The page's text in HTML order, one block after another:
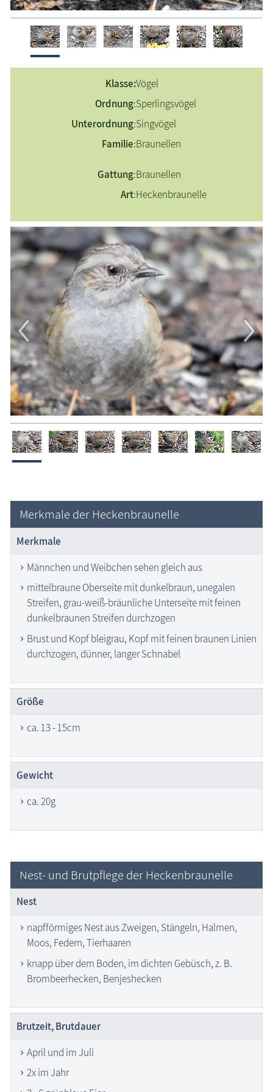
Eichelhäher
Erlenzeisig
Feldsperling
Gimpel
Haubenmeise
Haussperling
Heckenbraunelle
Rauchschwalbe
Rotkehlchen
Stieglitz
Sumpfmeise
Tannenmeise
Wintergoldhähnchen
Geschichten, Märchen & Sagen
Kranich Grus grus
Maritimes
Sehenswertes
Traditionelles
Zeitzeugen
Veranstaltungen
Blog
Klasse:Vögel
Ordnung:Sperlingsvögel
Unterordnung:Singvögel
Familie:Braunellen
Gattung:Braunellen
Art:Heckenbraunelle
Merkmale der Heckenbraunelle
Merkmale
Männchen und Weibchen sehen gleich aus
mittelbraune Oberseite mit dunkelbraun, unegalen
Streifen, grau-weiß-bräunliche Unterseite mit feinen
dunkelbraunen Streifen durchzogen
Brust und Kopf bleigrau, Kopf mit feinen braunen Linien
durchzogen, dünner, langer Schnabel
Größe
ca. 13 - 15cm
Gewicht
ca. 20g
Nest- und Brutpflege der Heckenbraunelle
Nest
napfförmiges Nest aus Zweigen, Stängeln, Halmen,
Moos, Federn, Tierhaaren
knapp über dem Boden, im dichten Gebüsch, z. B.
Brombeerhecken, Benjeshecken
Brutzeit, Brutdauer
April und im Juli
2x im Jahr